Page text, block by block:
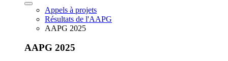
Appels à projets
Résultats de l'AAPG
AAPG 2025
AAPG 2025